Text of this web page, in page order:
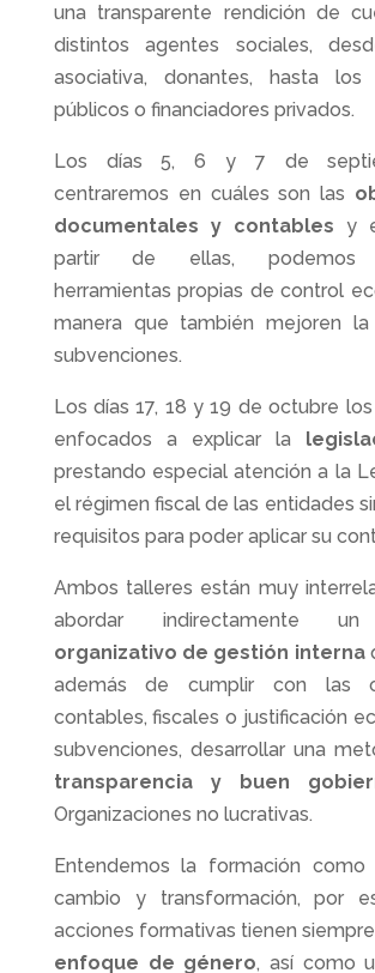
una transparente rendición de
distintos agentes sociales,
asociativa, donantes, hasta los
públicos o financiadores privados.
Los días 5, 6 y 7 de
centraremos en cuáles son las
documentales y contables y
partir de ellas, podemos
herramientas propias de control
manera que también mejoren
subvenciones.
Los días 17, 18 y 19 de octubre
enfocados a explicar la
prestando especial atención a la
el régimen fiscal de las entidades
requisitos para poder aplicar su
Ambos talleres están muy
abordar indirectamente
organizativo de gestión interna
además de cumplir con las
contables, fiscales o justificación
subvenciones, desarrollar una
transparencia y buen
Organizaciones no lucrativas.
Entendemos la formación como
cambio y transformación, por
acciones formativas tienen
enfoque de género, así como